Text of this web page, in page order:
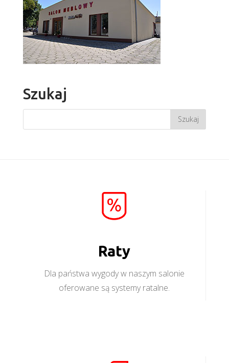
Szukaj
Raty
Dla państwa wygody w naszym salonie
oferowane są systemy ratalne.